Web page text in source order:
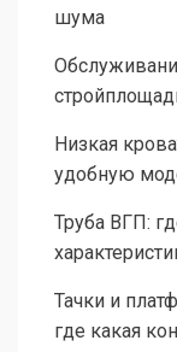
шума
Низкая
удобную
Труба ВГП:
Тачки и
где какая